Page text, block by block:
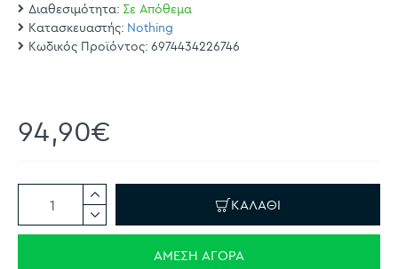
Διαθεσιμότητα: Σε Απόθεμα
Κατασκευαστής: Nothing
Κωδικός Προϊόντος: 6974434226746
94,90€
ΚΑΛΆΘΙ
ΆΜΕΣΗ ΑΓΟΡΆ